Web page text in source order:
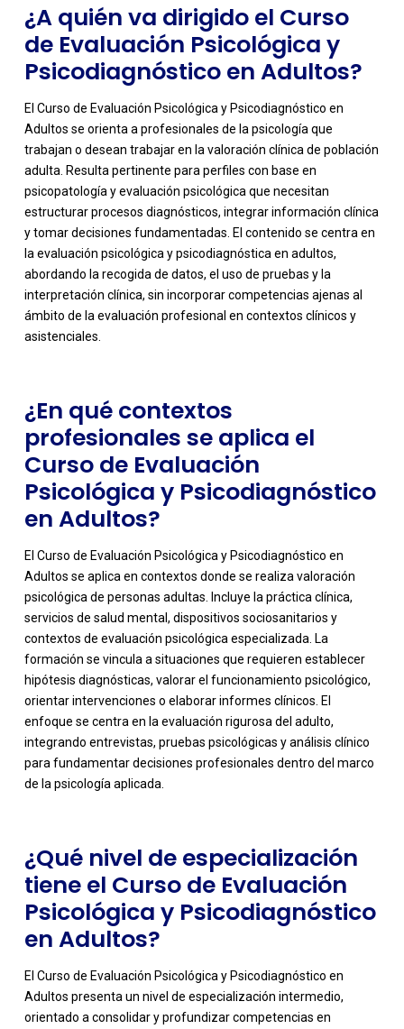
¿A quién va dirigido el Curso
de Evaluación Psicológica y
Psicodiagnóstico en Adultos?
El Curso de Evaluación Psicológica y Psicodiagnóstico en
Adultos se orienta a profesionales de la psicología que
trabajan o desean trabajar en la valoración clínica de población
adulta. Resulta pertinente para perfiles con base en
psicopatología y evaluación psicológica que necesitan
estructurar procesos diagnósticos, integrar información clínica
y tomar decisiones fundamentadas. El contenido se centra en
la evaluación psicológica y psicodiagnóstica en adultos,
abordando la recogida de datos, el uso de pruebas y la
interpretación clínica, sin incorporar competencias ajenas al
ámbito de la evaluación profesional en contextos clínicos y
asistenciales.
-
¿En qué contextos
profesionales se aplica el
Curso de Evaluación
Psicológica y Psicodiagnóstico
en Adultos?
El Curso de Evaluación Psicológica y Psicodiagnóstico en
Adultos se aplica en contextos donde se realiza valoración
psicológica de personas adultas. Incluye la práctica clínica,
servicios de salud mental, dispositivos sociosanitarios y
contextos de evaluación psicológica especializada. La
formación se vincula a situaciones que requieren establecer
hipótesis diagnósticas, valorar el funcionamiento psicológico,
orientar intervenciones o elaborar informes clínicos. El
enfoque se centra en la evaluación rigurosa del adulto,
integrando entrevistas, pruebas psicológicas y análisis clínico
para fundamentar decisiones profesionales dentro del marco
de la psicología aplicada.
-
¿Qué nivel de especialización
tiene el Curso de Evaluación
Psicológica y Psicodiagnóstico
en Adultos?
El Curso de Evaluación Psicológica y Psicodiagnóstico en
Adultos presenta un nivel de especialización intermedio,
orientado a consolidar y profundizar competencias en